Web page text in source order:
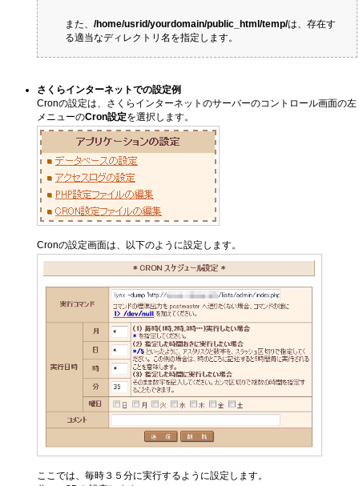
また、 /home/usrid/yourdomain/public_html/temp/は、存在す
る適当なディレクトリ名を指定します。
さくらインターネットでの設定例
Cronの設定は、さくらインターネットのサーバーのコントロール画面の左
メニューのCron設定を選択します。
Cronの設定画面は、以下のように設定します。
ここでは、毎時３５分に実行するように設定します。